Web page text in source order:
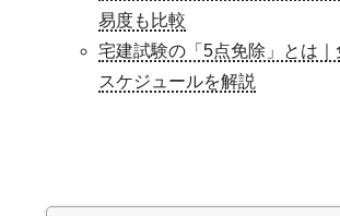
易度も比較
宅建試験の「5点免除」とは
スケジュールを解説